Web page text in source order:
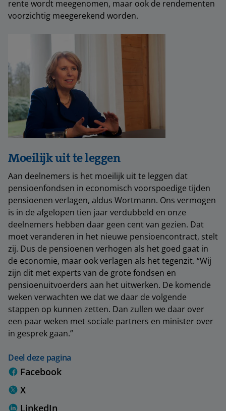
rente wordt meegenomen, maar ook de rendementen
voorzichtig meegerekend worden.
Moeilijk uit te leggen
Aan deelnemers is het moeilijk uit te leggen dat
pensioenfondsen in economisch voorspoedige tijden
pensioenen verlagen, aldus Wortmann. Ons vermogen
is in de afgelopen tien jaar verdubbeld en onze
deelnemers hebben daar geen cent van gezien. Dat
moet veranderen in het nieuwe pensioencontract, stelt
zij. Dus de pensioenen verhogen als het goed gaat in
de economie, maar ook verlagen als het tegenzit. “Wij
zijn dit met experts van de grote fondsen en
pensioenuitvoerders aan het uitwerken. De komende
weken verwachten we dat we daar de volgende
stappen op kunnen zetten. Dan zullen we daar over
een paar weken met sociale partners en minister over
in gesprek gaan.”
Deel deze pagina
Facebook
X
LinkedIn